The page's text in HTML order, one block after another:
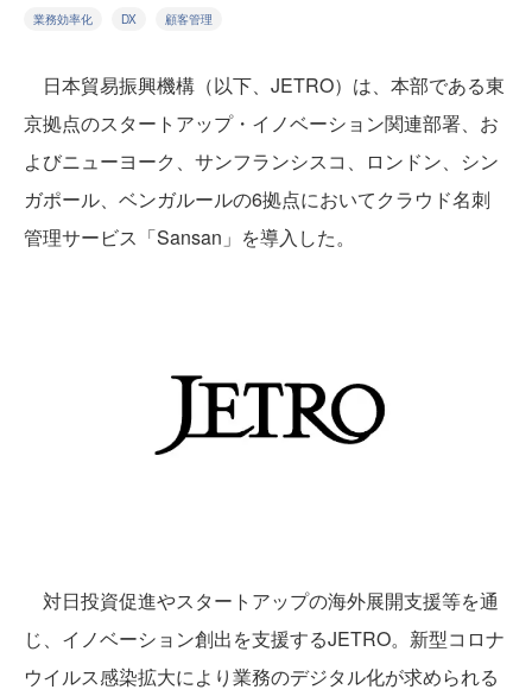
業務効率化 DX 顧客管理
日本貿易振興機構（以下、JETRO）は、本部である東
京拠点のスタートアップ・イノベーション関連部署、お
よびニューヨーク、サンフランシスコ、ロンドン、シン
ガポール、ベンガルールの6拠点においてクラウド名刺
管理サービス「Sansan」を導入した。
対日投資促進やスタートアップの海外展開支援等を通
じ、イノベーション創出を支援するJETRO。新型コロナ
ウイルス感染拡大により業務のデジタル化が求められる